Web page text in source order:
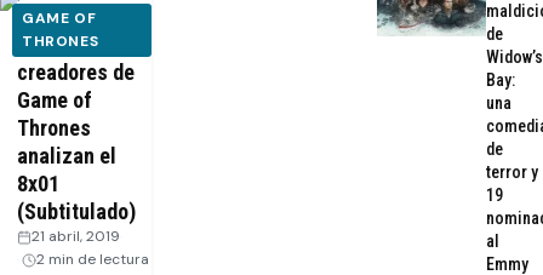
Streaming
Recomendaciones
Videos
Webisodios
GAME OF
THRONES
Los
creadores de
Game of
Thrones
analizan el
8x01
(Subtitulado)
21 abril, 2019
2 min de lectura
de
Widow’s
Bay:
una
de
terror y
19
al
Emmy